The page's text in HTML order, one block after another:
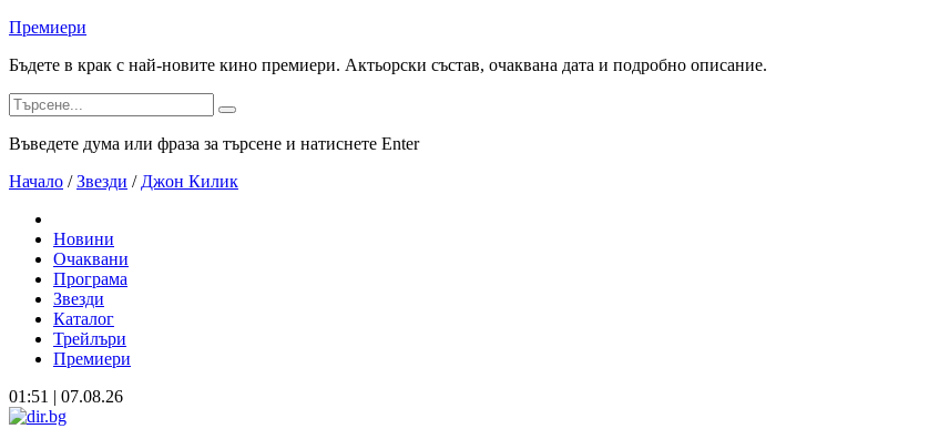
Премиери
Бъдете в крак с най-новите кино премиери. Актьорски състав, очаквана дата и подробно описание.
Въведете дума или фраза за търсене и натиснете Enter
Начало / Звезди / Джон Килик
Новини
Очаквани
Програма
Звезди
Каталог
Трейлъри
Премиери
01:51 | 07.08.26